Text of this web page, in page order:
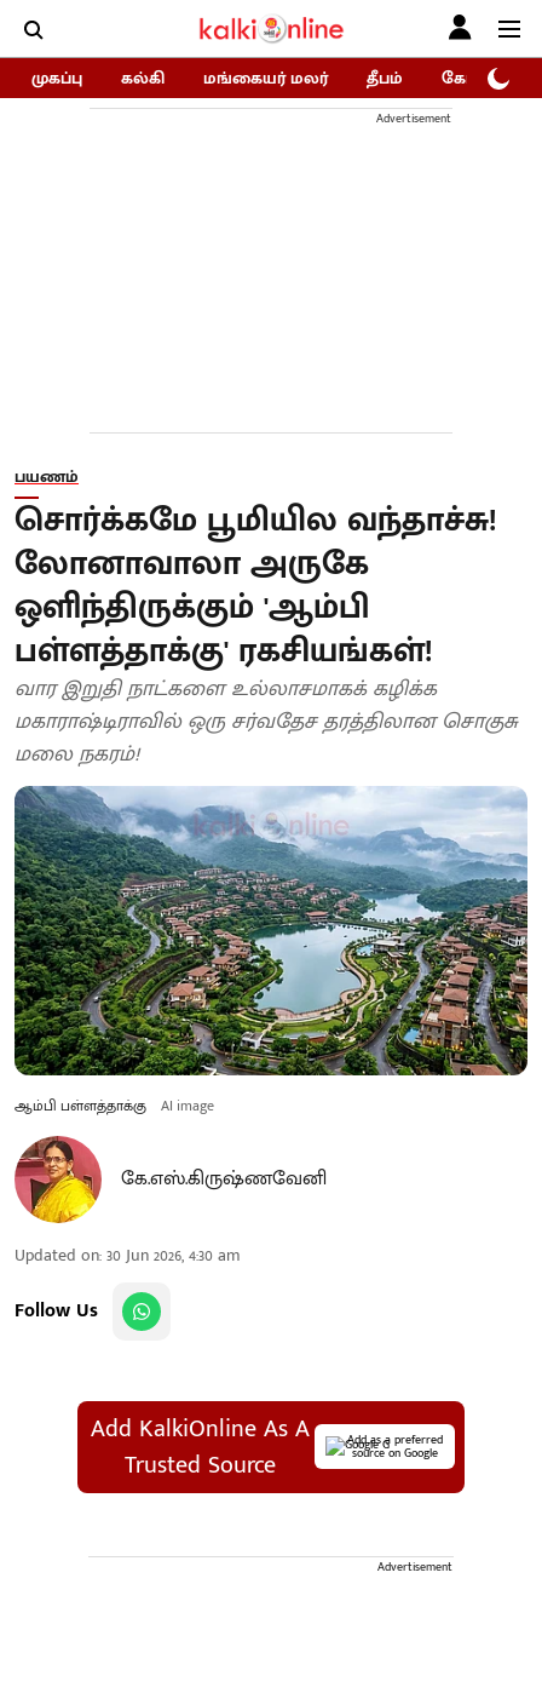
முகப்பு கல்கி மங்கையர் மலர் தீபம் கோகுலம்/
Advertisement
பயணம்
சொர்க்கமே பூமியில வந்தாச்சு!
லோனாவாலா அருகே
ஒளிந்திருக்கும் 'ஆம்பி
பள்ளத்தாக்கு' ரகசியங்கள்!
வார இறுதி நாட்களை உல்லாசமாகக் கழிக்க
மகாராஷ்டிராவில் ஒரு சர்வதேச தரத்திலான சொகுசு
மலை நகரம்!
ஆம்பி பள்ளத்தாக்கு AI image
கே.எஸ்.கிருஷ்ணவேனி
Updated on:30 Jun 2026, 4:30 am
Follow Us
Add KalkiOnline As A
Trusted Source
Add as a preferred
source on Google
Advertisement